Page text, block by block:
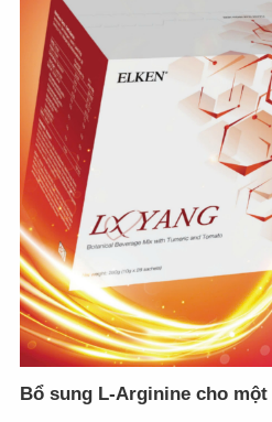
Bổ sung L-Arginine cho